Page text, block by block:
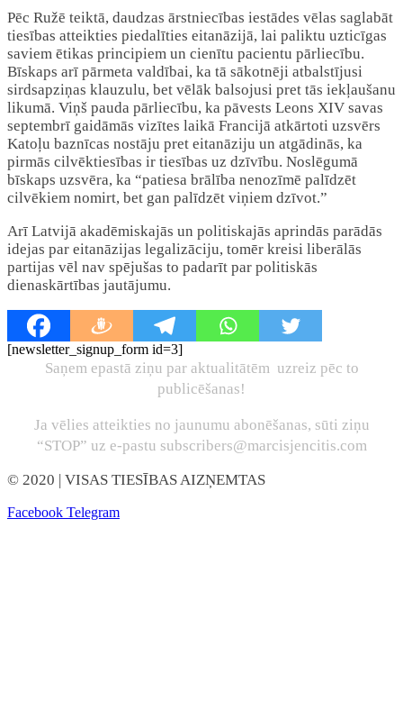
Pēc Ružē teiktā, daudzas ārstniecības iestādes vēlas saglabāt
tiesības atteikties piedalīties eitanāzijā, lai paliktu uzticīgas
saviem ētikas principiem un cienītu pacientu pārliecību.
Bīskaps arī pārmeta valdībai, ka tā sākotnēji atbalstījusi
sirdsapziņas klauzulu, bet vēlāk balsojusi pret tās iekļaušanu
likumā. Viņš pauda pārliecību, ka pāvests Leons XIV savas
septembrī gaidāmās vizītes laikā Francijā atkārtoti uzsvērs
Katoļu baznīcas nostāju pret eitanāziju un atgādinās, ka
pirmās cilvēktiesības ir tiesības uz dzīvību. Noslēgumā
bīskaps uzsvēra, ka “patiesa brālība nenozīmē palīdzēt
cilvēkiem nomirt, bet gan palīdzēt viņiem dzīvot.”
Arī Latvijā akadēmiskajās un politiskajās aprindās parādās
idejas par eitanāzijas legalizāciju, tomēr kreisi liberālās
partijas vēl nav spējušas to padarīt par politiskās
dienaskārtības jautājumu.
[newsletter_signup_form id=3]
Saņem epastā ziņu par aktualitātēm uzreiz pēc to
publicēšanas!
Ja vēlies atteikties no jaunumu abonēšanas, sūti ziņu
“STOP” uz e-pastu subscribers@marcisjencitis.com
© 2020 | VISAS TIESĪBAS AIZŅEMTAS
Facebook Telegram